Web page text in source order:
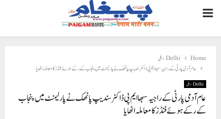
PRIMARY
MENU
Home
Delhi دہلی
عام آدمی پارٹی کے راجیہ سبھا ایم پی ڈاکٹر سندیپ پاٹھک نے پارلیمنٹ میں پنجاب کے رکے ہوئے فنڈز کا معاملہ اٹھایا
Delhi دہلی
عام آدمی پارٹی کے راجیہ سبھا ایم پی ڈاکٹر سندیپ پاٹھک نے پارلیمنٹ میں پنجاب
کے رکے ہوئے فنڈز کا معاملہ اٹھایا